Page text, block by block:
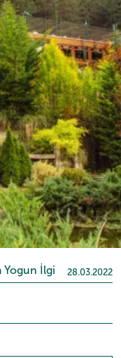
Yogun İlgi 28.03.2022